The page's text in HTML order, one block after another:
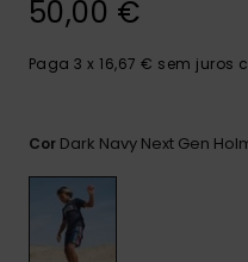
as
50,00 €
Paga 3 x 16,67 € sem juros
Cor Dark Navy Next Gen